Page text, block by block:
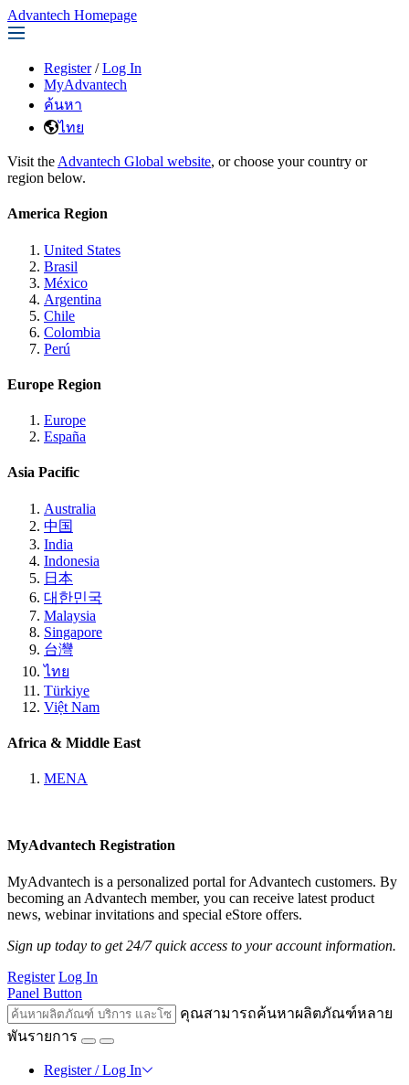
Advantech Homepage
Register / Log In
MyAdvantech
ค้นหา
ไทย
Visit the Advantech Global website, or choose your country or
region below.
America Region
United States
Brasil
México
Argentina
Chile
Colombia
Perú
Europe Region
Europe
España
Asia Pacific
Australia
中国
India
Indonesia
日本
대한민국
Malaysia
Singapore
台灣
ไทย
Türkiye
Việt Nam
Africa & Middle East
MENA
MyAdvantech Registration
MyAdvantech is a personalized portal for Advantech customers. By
becoming an Advantech member, you can receive latest product
news, webinar invitations and special eStore offers.
Sign up today to get 24/7 quick access to your account information.
Register Log In
Panel Button
คุณสามารถค้นหาผลิตภัณฑ์หลาย
พันรายการ
Register / Log In